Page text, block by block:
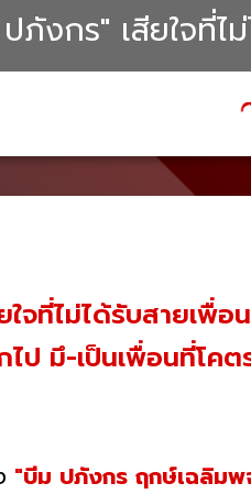
งกร" เสียใจที่ไ
จที่ไม่ได้รับสายเพื่
ป มึ-เป็นเพื่อนที่โค
"บีม ปภังกร ฤกษ์เฉลิมพ